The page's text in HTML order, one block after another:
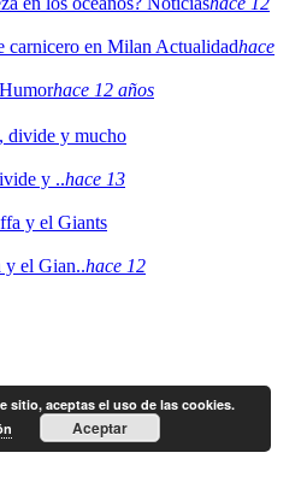
Actualidadhace
Humorhace 12 años
y ..hace 13
y el Gian..hace 12
sitio, aceptas el uso de las cookies.
Aceptar